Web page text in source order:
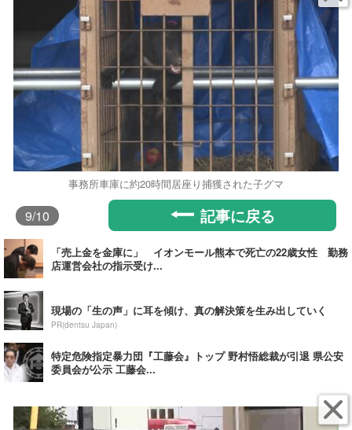
事務所車庫に約20時間居座り捕獲された子グマ
9/10 記事に戻る
「売上金を金庫に」 イオンモール熊本で死亡の22歳女性 勤務
店運営会社の指示受け...
現場の「生の声」に耳を傾け、真の解決策を生み出していく
PR(dentsu Japan)
特定危険指定暴力団『工藤会』トップ 野村悟総裁が引退 県公安
委員会が公示 工藤会...